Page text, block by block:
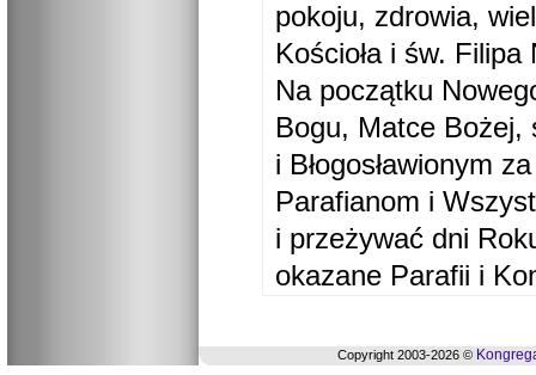
pokoju, zdrowia,
Kościoła i św. Filipa
Na początku
Bogu, Matce Bożej,
i Błogosławionym
Parafianom i
i przeżywać dni
okazane Parafii i
Copyright 2003-2026 ©